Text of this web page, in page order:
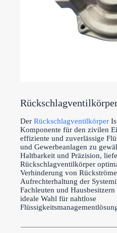
DerRückschlagventilkörper
Komponente für den zivilen
effiziente und zuverlässige
und Gewerbeanlagen zu
Haltbarkeit und Präzision,
Rückschlagventilkörper
Verhinderung von
Aufrechterhaltung der
Fachleuten und
ideale Wahl für nahtlose